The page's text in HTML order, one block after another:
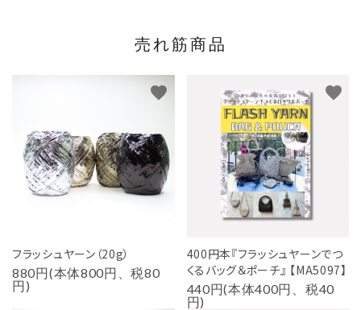
売れ筋商品
フラッシュヤーン（20g）
880円(本体800円、税80
円)
favorite
400円本『フラッシュヤーンでつ
くるバッグ＆ポーチ』 【MA5097】
440円(本体400円、税40
円)
favorite